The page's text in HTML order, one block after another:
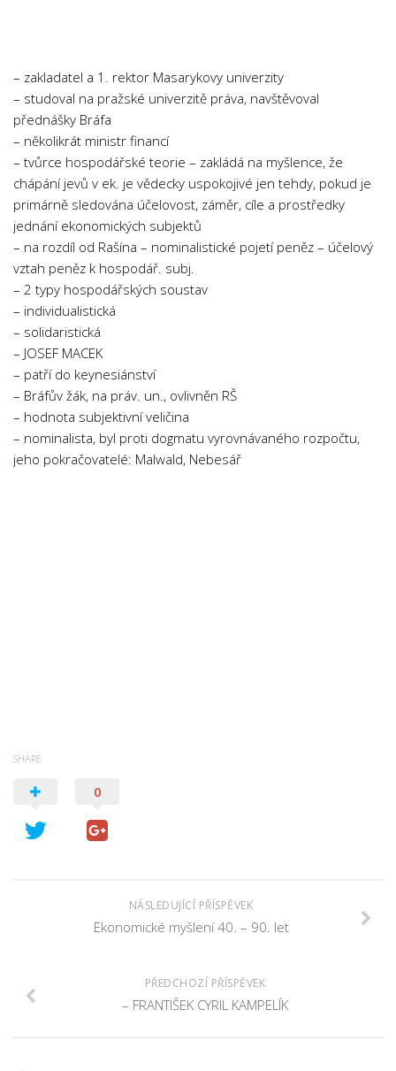
Ekonomie
Fyzika
Informatika
Jazyky
Management
Marketing
Němčina
Pedagogika
Právo
Psychologie a Sociologie
Společenské vědy
Technika
– zakladatel a 1. rektor Masarykovy univerzity
– studoval na pražské univerzitě práva, navštěvoval
přednášky Bráfa
– několikrát ministr financí
– tvůrce hospodářské teorie – zakládá na myšlence, že
chápání jevů v ek. je vědecky uspokojivé jen tehdy, pokud je
primárně sledována účelovost, záměr, cíle a prostředky
jednání ekonomických subjektů
– na rozdíl od Rašína – nominalistické pojetí peněz – účelový
vztah peněz k hospodář. subj.
– 2 typy hospodářských soustav
– individualistická
– solidaristická
– JOSEF MACEK
– patří do keynesiánství
– Bráfův žák, na práv. un., ovlivněn RŠ
– hodnota subjektivní veličina
– nominalista, byl proti dogmatu vyrovnávaného rozpočtu,
jeho pokračovatelé: Malwald, Nebesář
SHARE
0
NÁSLEDUJÍCÍ PŘÍSPĚVEK
Ekonomické myšlení 40. – 90. let
PŘEDCHOZÍ PŘÍSPĚVEK
– FRANTIŠEK CYRIL KAMPELÍK